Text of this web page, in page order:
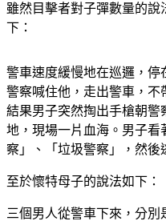
雖然目擊者對子彈數量的說
下：
警車速度緩慢地在巡邏，停
警察喊住他，走出警車，不
結果男子突然掏出手槍朝警
地，現場一片血海。男子
察」、「垃圾警察」，然
至於懷特母子的說法如下：
三個男人從警車下來，分